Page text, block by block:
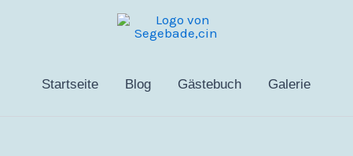
Startseite Blog Gästebuch Galerie